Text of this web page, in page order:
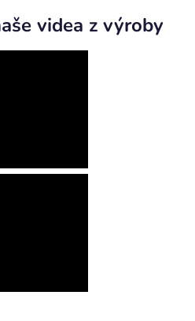
videa z výroby